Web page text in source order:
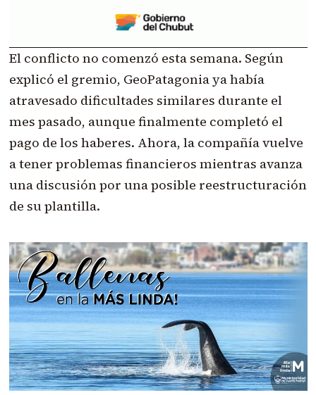
El conflicto no comenzó esta semana. Según
explicó el gremio, GeoPatagonia ya había
atravesado dificultades similares durante el
mes pasado, aunque finalmente completó el
pago de los haberes. Ahora, la compañía vuelve
a tener problemas financieros mientras avanza
una discusión por una posible reestructuración
de su plantilla.